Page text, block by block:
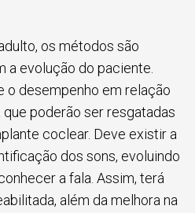
os métodos são
a evolução do paciente.
o desempenho em relação
poderão ser resgatadas
coclear. Deve existir a
dos sons, evoluindo
a fala. Assim, terá
além da melhora na